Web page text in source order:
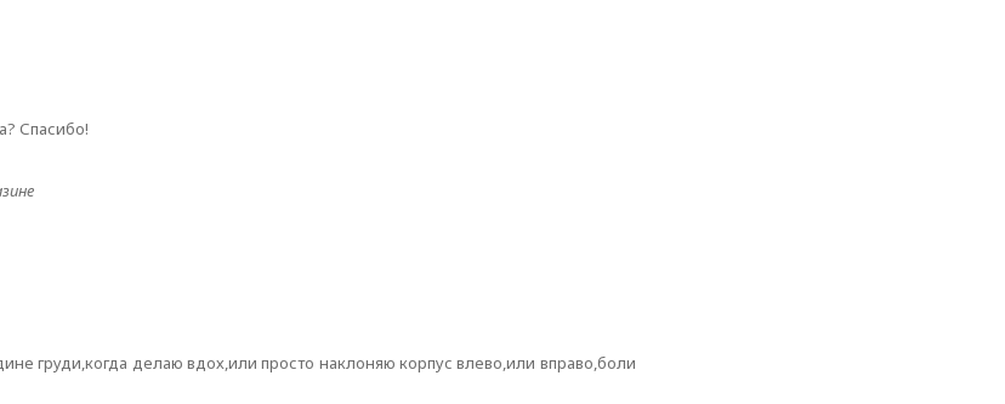
Спасибо!
груди,когда делаю вдох,или просто наклоняю корпус влево,или вправо,боли